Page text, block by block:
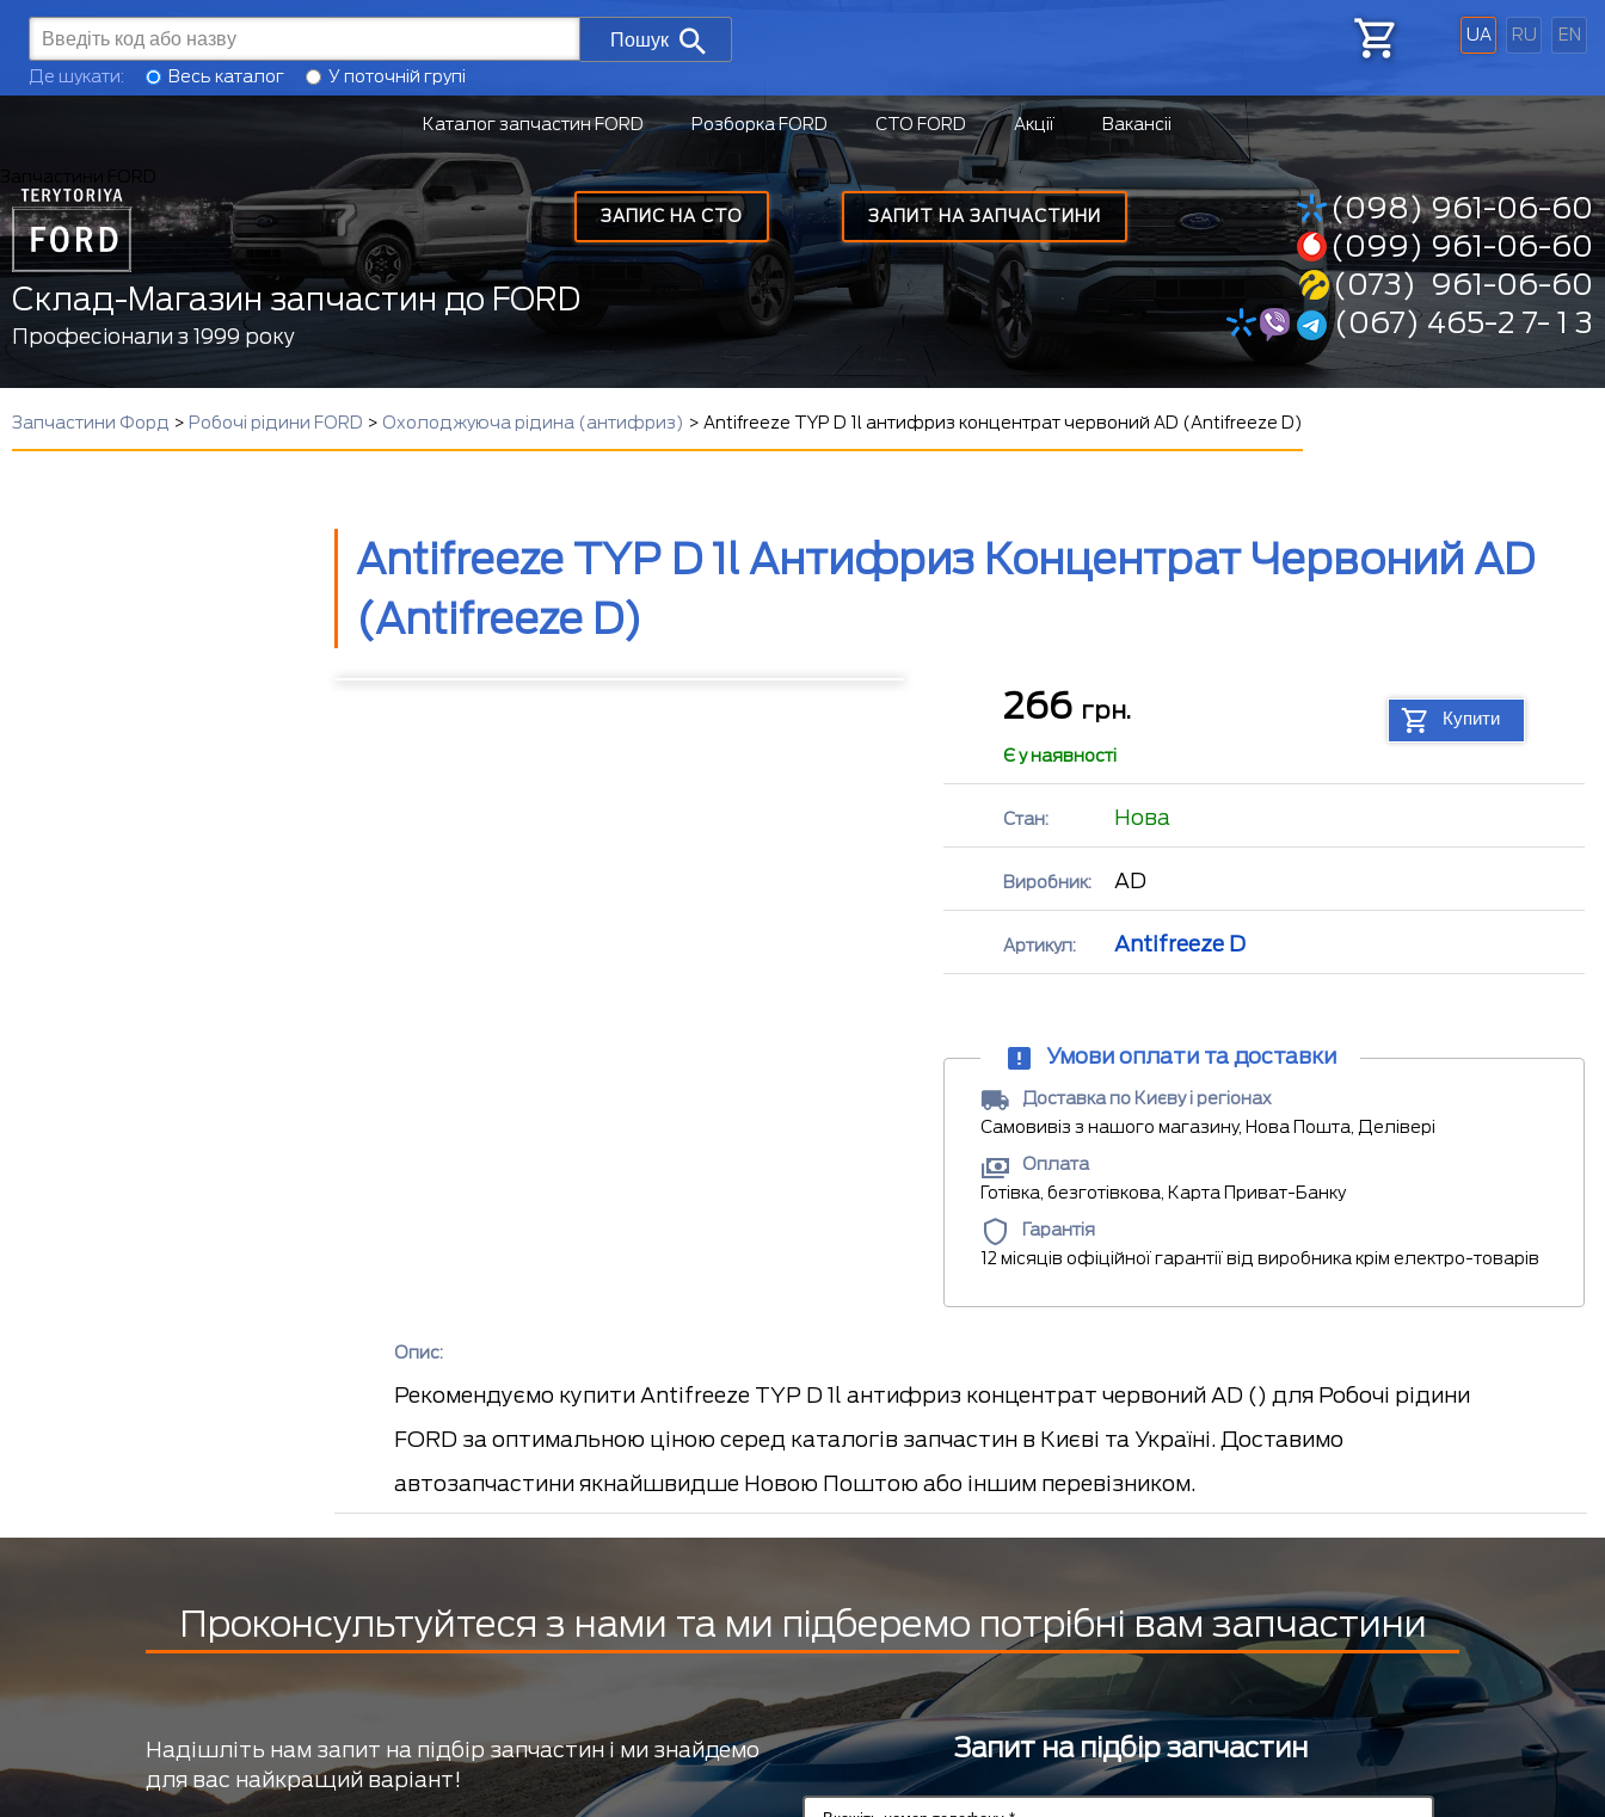
UA RU EN
ЗАПИТ НА ЗАПЧАСТИНИ
ЗАПИС НА СТО
Пошук
Де шукати: Весь каталог У поточній групі
Каталог запчастин FORD Розборка FORD СТО FORD Акції Вакансіі
Склад-Магазин запчастин до FORD
Професіонали з 1999 року
(098) 961-06-60
(099) 961-06-60
(073) 961-06-60
(067) 465-2 7- 1 3
Запчастини Форд > Робочі рідини FORD > Охолоджуюча рідина (антифриз) > Antifreeze TYP D 1l антифриз концентрат червоний AD (Antifreeze D)
Antifreeze TYP D 1l Антифриз Концентрат Червоний AD
(Antifreeze D)
266 грн. Купити
Є у наявності
Стан: Нова
Виробник: AD
Артикул: Antifreeze D
Умови оплати та доставки
Доставка по Києву і регіонах
Самовивіз з нашого магазину, Нова Пошта, Делівері
Оплата
Готівка, безготівкова, Карта Приват-Банку
Гарантія
12 місяців офіційної гарантії від виробника крім електро-товарів
Опис:
Рекомендуємо купити Antifreeze TYP D 1l антифриз концентрат червоний AD () для Робочі рідини
FORD за оптимальною ціною серед каталогів запчастин в Києві та Україні. Доставимо
автозапчастини якнайшвидше Новою Поштою або іншим перевізником.
Проконсультуйтеся з нами та ми підберемо потрібні вам запчастини
Надішліть нам запит на підбір запчастин і ми знайдемо
для вас найкращий варіант!
Запит на підбір запчастин